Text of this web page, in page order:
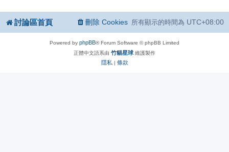
討論區首頁 所有顯示的時間為 UTC+08:00
刪除 Cookies
Powered by phpBB® Forum Software © phpBB Limited
正體中文語系由 竹貓星球 維護製作
隱私 | 條款